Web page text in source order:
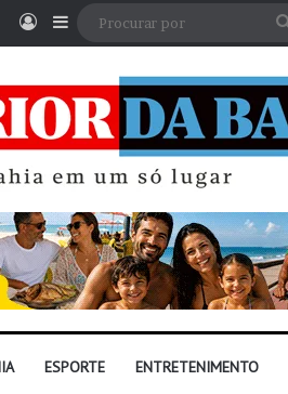
EntrarBarra Lateral
ESPORTE ENTRETENIMENTO